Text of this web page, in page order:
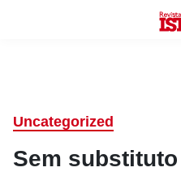
Uncategorized
Sem substituto